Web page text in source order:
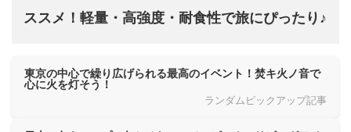
ススメ！軽量・高強度・耐食性で旅にぴったり♪
東京の中心で繰り広げられる最高のイベント！焚キ火ノ音で
心に火を灯そう！
ランダムピックアップ記事